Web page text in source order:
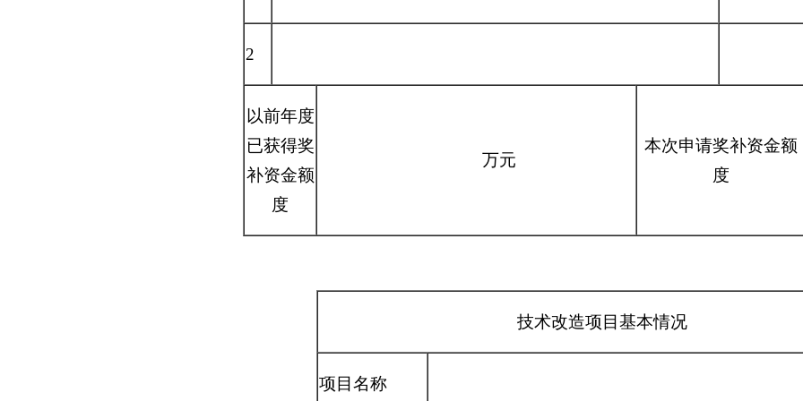
2
以前年度
已获得奖
补资金额
度
万元
本次申请奖补资金额
度
技术改造项目基本情况
项目名称